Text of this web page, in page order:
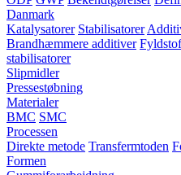
Danmark
Katalysatorer Stabilisatorer
Brandhæmmere additiver
stabilisatorer
Slipmidler
Pressestøbning
Materialer
BMC SMC
Processen
Direkte metode Transfermtoden
Formen